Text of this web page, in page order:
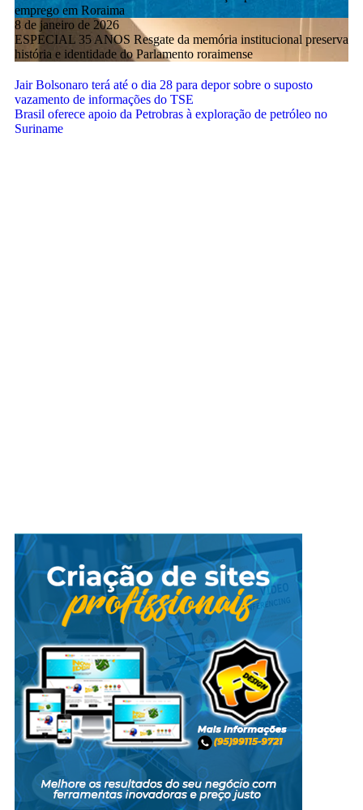
emprego em Roraima
8 de janeiro de 2026
ESPECIAL 35 ANOS Resgate da memória institucional preserva
história e identidade do Parlamento roraimense
Jair Bolsonaro terá até o dia 28 para depor sobre o suposto
vazamento de informações do TSE
Brasil oferece apoio da Petrobras à exploração de petróleo no
Suriname